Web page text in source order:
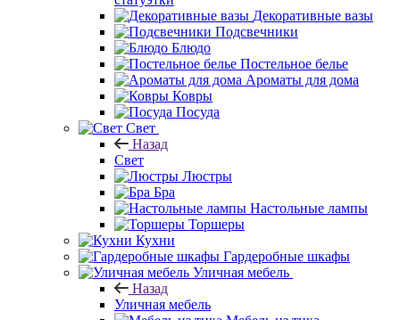
Декоративные вазы
Подсвечники
Блюдо
Постельное белье
Ароматы для дома
Ковры
Посуда
Свет
Назад
Свет
Люстры
Бра
Настольные лампы
Торшеры
Кухни
Гардеробные шкафы
Уличная мебель
Назад
Уличная мебель